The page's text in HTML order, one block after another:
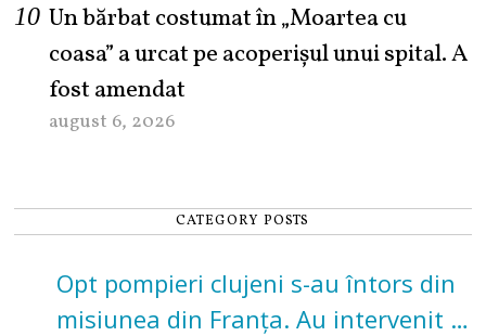
Un bărbat costumat în „Moartea cu
coasa” a urcat pe acoperișul unui spital. A
fost amendat
august 6, 2026
CATEGORY POSTS
Opt pompieri clujeni s-au întors din
misiunea din Franța. Au intervenit la